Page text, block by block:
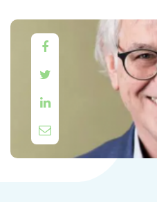



